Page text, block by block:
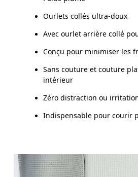
Ourlets collés ultra-doux
Avec ourlet arrière collé
Conçu pour minimiser les
Sans couture et couture
intérieur
Zéro distraction ou
Indispensable pour courir